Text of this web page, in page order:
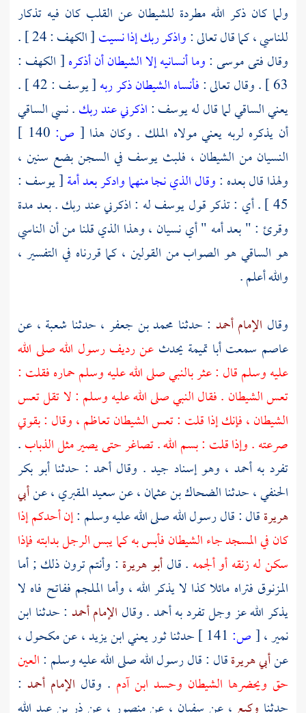
ولما كان ذكر الله مطردة للشيطان عن القلب كان فيه تذكار
للناسي ، كما قال تعالى :واذكر ربك إذا نسيت
[ الكهف : 24 ] .
وقال فتى موسى :وما أنسانيه إلا الشيطان أن أذكره[ الكهف :
63 ] . وقال تعالى :
فأنساه الشيطان ذكر ربه
[ يوسف : 42 ] .
يعني الساقي لما قال لهيوسف:اذكرني عند ربك. نسي الساقي
أن يذكره لربه يعني مولاه الملك . وكان هذا [ ص:
النسيان من الشيطان ، فلبث يوسف في السجن بضع سنين ،
ولهذا قال بعده :وقال الذي نجا منهما وادكر بعد أمة[ يوسف :
45 ] . أي : تذكر قول
يوسفله : اذكرني عند ربك . بعد مدة
وقرئ : " بعد أمه " أي نسيان ، وهذا الذي قلنا من أن الناسي
هو الساقي هو الصواب من القولين ، كما قررناه في التفسير ،
والله أعلم .
وقال الإمام أحمد : حدثنا محمد بن جعفر ، حدثنا شعبة ، عن
عاصم سمعتأبا تميمة يحدث عن رديف رسول الله صلى الله
عليه وسلم قال : عثر بالنبي صلى الله عليه وسلم حماره فقلت :
تعس الشيطان . فقال النبي صلى الله عليه وسلم : لا تقل تعس
الشيطان ، فإنك إذا قلت : تعس الشيطان تعاظم ، وقال : بقوتي
صرعته . وإذا قلت : بسم الله . تصاغر حتى يصير مثل الذباب.
تفرد بهأحمد ، وهو إسناد جيد . وقالأحمد : حدثناأبو بكر
الحنفي، حدثناالضحاك بن عثمان، عنسعيد المقبري، عنأبي
هريرةقال : قال رسول الله صلى الله عليه وسلم :إن أحدكم إذا
كان في المسجد جاء الشيطان فأبس به كما يبس الرجل بدابته فإذا
سكن له زنقه أو ألجمه . قالأبو هريرة : وأنتم ترون ذلك ; أما
المزنوق فتراه مائلا كذا لا يذكر الله ، وأما الملجم ففاتح فاه لا
يذكر الله عز وجل تفرد بهأحمد. وقال الإمام أحمد : حدثنا ابن
نمير،[ص: حدثناثوريعنيابن يزيد، عنمكحول،
عنأبي هريرةقال : قال رسول الله صلى الله عليه وسلم :العين
حق ويحضرها الشيطان وحسد ابن آدم . وقال الإمام أحمد :